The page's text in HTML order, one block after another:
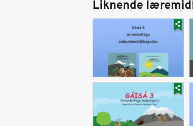
Liknende